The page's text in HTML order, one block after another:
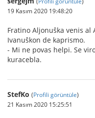
19 Kasım 2020 19:48:20
Fratino Aljonuŝka venis al
Ivanuŝkon de kaprismo.
- Mi ne povas helpi. Se
kuracebla.
StefKo (Profili görüntüle)
21 Kasım 2020 15:25:51